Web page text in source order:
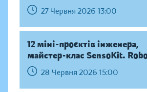
27 Червня 2026 13:00
12 міні-проєктів інженера,
майстер-клас SensoKit.
28 Червня 2026 15:00